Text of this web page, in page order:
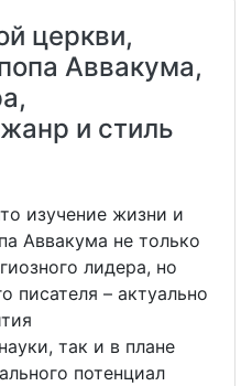
церкви,
Аввакума,
и стиль
изучение жизни и
Аввакума не только
лидера, но
писателя – актуально
так и в плане
потенциал